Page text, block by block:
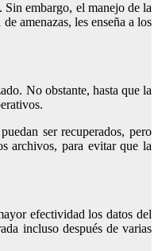
embargo, el manejo de la
amenazas, les enseña a los
No obstante, hasta que la
ser recuperados, pero
archivos, para evitar que la
efectividad los datos del
incluso después de varias